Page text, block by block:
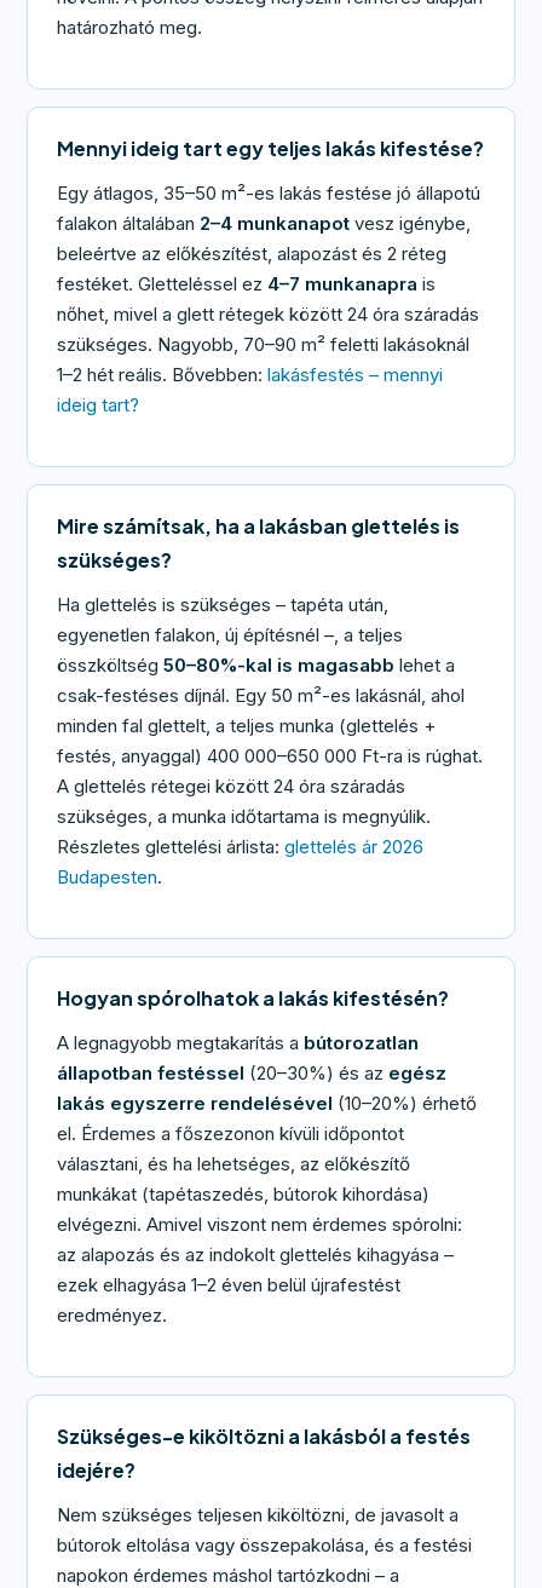
határozható meg.
Mennyi ideig tart egy teljes lakás kifestése?
Egy átlagos, 35–50 m²-es lakás festése jó állapotú
falakon általában 2–4 munkanapot vesz igénybe,
beleértve az előkészítést, alapozást és 2 réteg
festéket. Gletteléssel ez 4–7 munkanapra is
nőhet, mivel a glett rétegek között 24 óra száradás
szükséges. Nagyobb, 70–90 m² feletti lakásoknál
1–2 hét reális. Bővebben:lakásfestés – mennyi
ideig tart?
Mire számítsak, ha a lakásban glettelés is
szükséges?
Ha glettelés is szükséges – tapéta után,
egyenetlen falakon, új építésnél –, a teljes
összköltség50–80%-kal is magasabb lehet a
csak-festéses díjnál. Egy 50 m²-es lakásnál, ahol
minden fal glettelt, a teljes munka (glettelés +
festés, anyaggal) 400 000–650 000 Ft-ra is rúghat.
A glettelés rétegei között 24 óra száradás
szükséges, a munka időtartama is megnyúlik.
Részletes glettelési árlista:glettelés ár 2026
Budapesten.
Hogyan spórolhatok a lakás kifestésén?
A legnagyobb megtakarítás a bútorozatlan
állapotban festéssel (20–30%) és az egész
lakás egyszerre rendelésével (10–20%) érhető
el. Érdemes a főszezonon kívüli időpontot
választani, és ha lehetséges, az előkészítő
munkákat (tapétaszedés, bútorok kihordása)
elvégezni. Amivel viszont nem érdemes spórolni:
az alapozás és az indokolt glettelés kihagyása –
ezek elhagyása 1–2 éven belül újrafestést
eredményez.
Szükséges-e kiköltözni a lakásból a festés
idejére?
Nem szükséges teljesen kiköltözni, de javasolt a
bútorok eltolása vagy összepakolása, és a festési
napokon érdemes máshol tartózkodni – a